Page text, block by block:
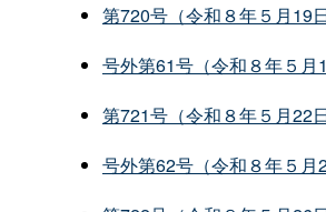
第720号（令和８年５月19
号外第61号（令和８年５月
第721号（令和８年５月22
号外第62号（令和８年５月